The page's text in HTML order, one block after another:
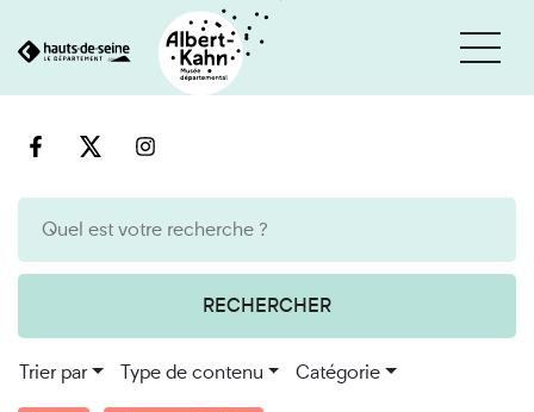
au
RECHERCHER
Trier par Type de contenu Catégorie
Cookies et traceurs utilisés sur ce site